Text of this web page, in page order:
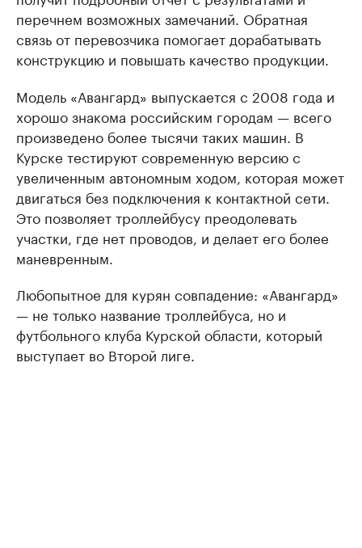
перечнем возможных замечаний. Обратная
связь от перевозчика помогает дорабатывать
конструкцию и повышать качество продукции.
Модель «Авангард» выпускается с 2008 года и
хорошо знакома российским городам — всего
произведено более тысячи таких машин. В
Курске тестируют современную версию с
увеличенным автономным ходом, которая может
двигаться без подключения к контактной сети.
Это позволяет троллейбусу преодолевать
участки, где нет проводов, и делает его более
маневренным.
Любопытное для курян совпадение: «Авангард»
— не только название троллейбуса, но и
футбольного клуба Курской области, который
выступает во Второй лиге.